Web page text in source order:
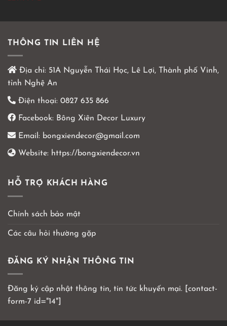
THÔNG TIN LIÊN HỆ
Địa chỉ: 51A Nguyễn Thái Học, Lê Lợi, Thành phố Vinh,
tỉnh Nghệ An
Điện thoại: 0827 635 866
Facebook: Bông Xiên Decor Luxury
Email: bongxiendecor@gmail.com
Website: https://bongxiendecor.vn
HỖ TRỢ KHÁCH HÀNG
Chính sách bảo mật
Các câu hỏi thường gặp
ĐĂNG KÝ NHẬN THÔNG TIN
Đăng ký cập nhật thông tin, tin tức khuyến mại. [contact-
form-7 id="14"]